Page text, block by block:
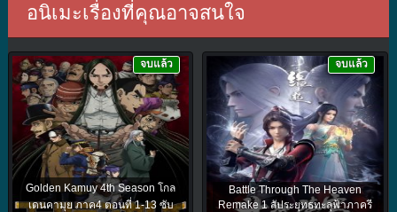
อนิเมะเรื่องที่คุณอาจสนใจ
Golden Kamuy 4th Season โกล
เดนคามุย ภาค4 ตอนที่ 1-13 ซับ
จบแล้ว
Battle Through The Heaven
Remake 1 สัประยุทธทะลุฟ้าภาครี
จบแล้ว